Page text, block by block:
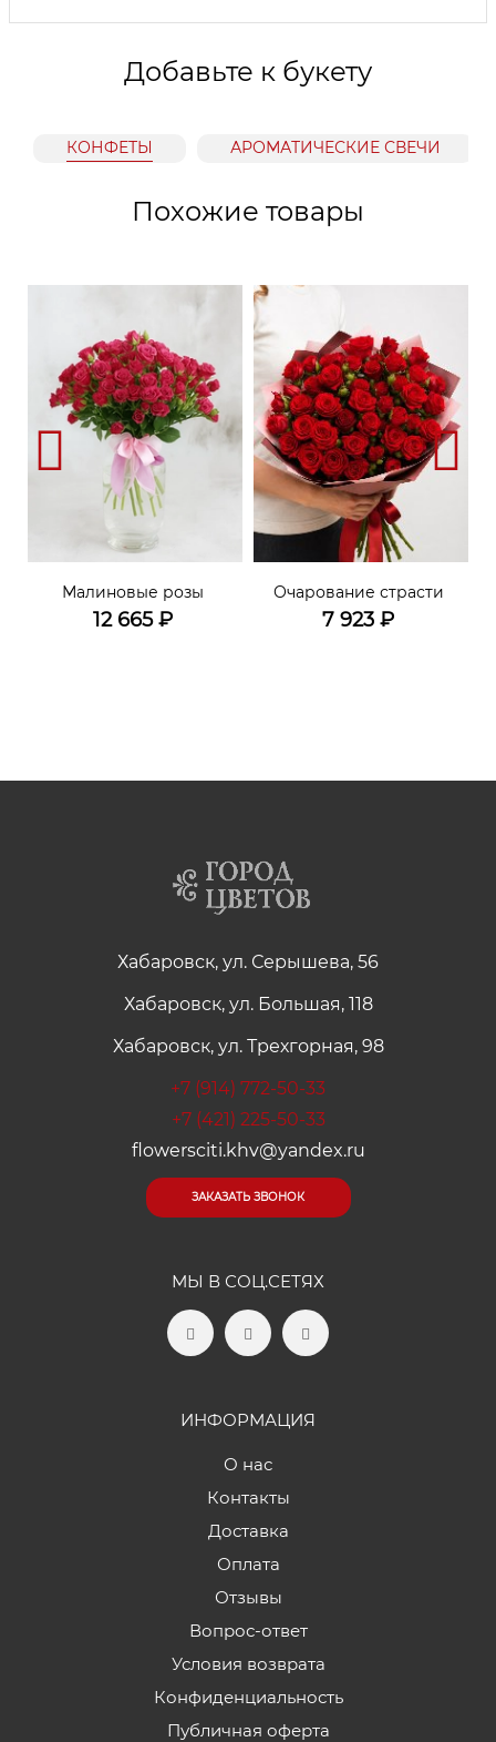
Добавьте к букету
КОНФЕТЫ АРОМАТИЧЕСКИЕ СВЕЧИ
Похожие товары
Малиновые розы
12 665₽
Очарование страсти
7 923 ₽
Хабаровск, ул. Серышева, 56
Хабаровск, ул. Большая, 118
Хабаровск, ул. Трехгорная, 98
+7 (914) 772-50-33
+7 (421) 225-50-33
flowersciti.khv@yandex.ru
ЗАКАЗАТЬ ЗВОНОК
МЫ В СОЦ.СЕТЯХ
ИНФОРМАЦИЯ
О нас
Контакты
Доставка
Оплата
Отзывы
Вопрос-ответ
Условия возврата
Конфиденциальность
Публичная оферта